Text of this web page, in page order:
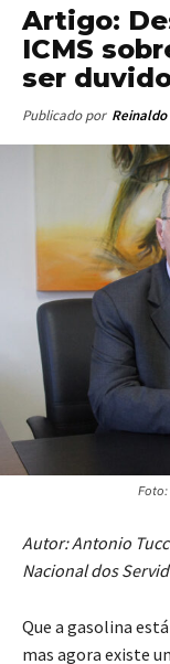
Artigo:
ICMS
ser
Publicado por Reinaldo
Autor: Antonio
Nacional dos
Que a gasolina
mas agora existe